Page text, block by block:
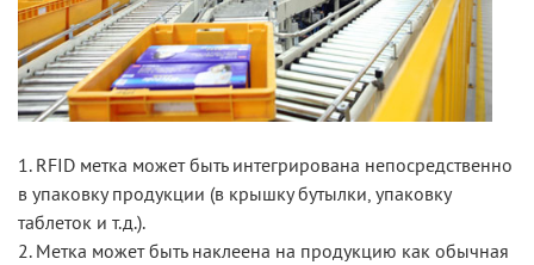
RFID метка может быть интегрирована непосредственно
в упаковку продукции (в крышку бутылки, упаковку
таблеток и т.д.).
Метка может быть наклеена на продукцию как обычная